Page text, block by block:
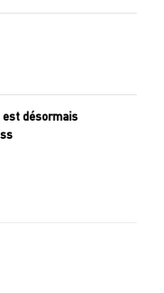
est désormais